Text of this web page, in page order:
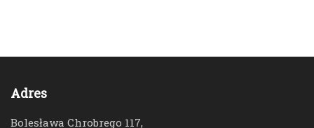
Adres
Bolesława Chrobrego 117,